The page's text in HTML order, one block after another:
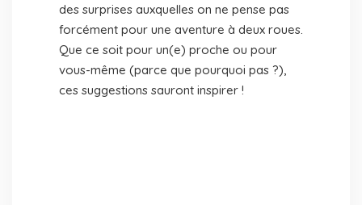
des surprises auxquelles on ne pense pas
forcément pour une aventure à deux roues.
Que ce soit pour un(e) proche ou pour
vous-même (parce que pourquoi pas ?),
ces suggestions sauront inspirer !